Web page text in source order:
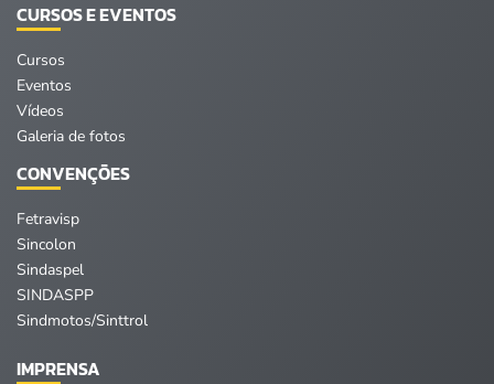
CURSOS E EVENTOS
Cursos
Eventos
Vídeos
Galeria de fotos
CONVENÇÕES
Fetravisp
Sincolon
Sindaspel
SINDASPP
Sindmotos/Sinttrol
IMPRENSA